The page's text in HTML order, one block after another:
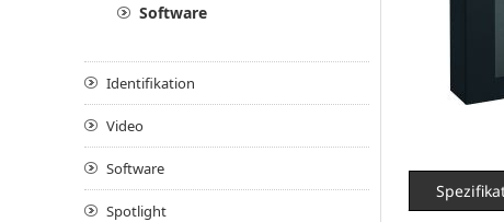
Software
Identifikation
Video
Software
Spotlight